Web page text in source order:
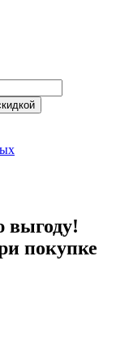
авто со скидкой
выгоду!
покупке